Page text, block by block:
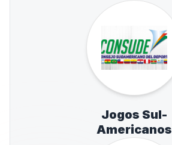
Jogos Sul-
Americanos